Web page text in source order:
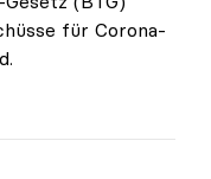
für Corona-